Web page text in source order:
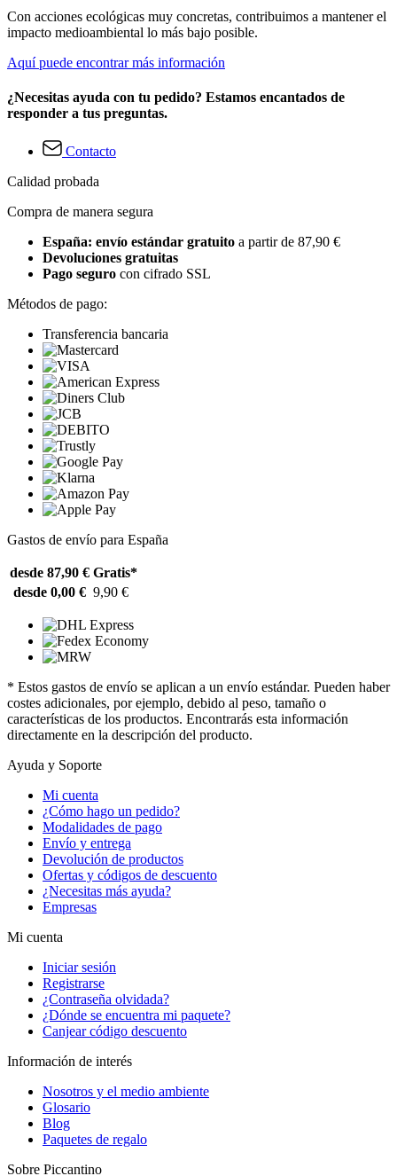
Con acciones ecológicas muy concretas, contribuimos a mantener el
impacto medioambiental lo más bajo posible.
Aquí puede encontrar más información
¿Necesitas ayuda con tu pedido? Estamos encantados de
responder a tus preguntas.
Contacto
Calidad probada
Compra de manera segura
España: envío estándar gratuito a partir de 87,90 €
Devoluciones gratuitas
Pago seguro con cifrado SSL
Métodos de pago:
Transferencia bancaria
Gastos de envío para España
desde 87,90 € Gratis*
desde 0,00 € 9,90 €
* Estos gastos de envío se aplican a un envío estándar. Pueden haber
costes adicionales, por ejemplo, debido al peso, tamaño o
características de los productos. Encontrarás esta información
directamente en la descripción del producto.
Ayuda y Soporte
Mi cuenta
¿Cómo hago un pedido?
Modalidades de pago
Envío y entrega
Devolución de productos
Ofertas y códigos de descuento
¿Necesitas más ayuda?
Empresas
Mi cuenta
Iniciar sesión
Registrarse
¿Contraseña olvidada?
¿Dónde se encuentra mi paquete?
Canjear código descuento
Información de interés
Nosotros y el medio ambiente
Glosario
Blog
Paquetes de regalo
Sobre Piccantino